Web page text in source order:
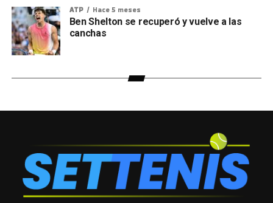
ATP Hace 5 meses
Ben Shelton se recuperó y vuelve a las
canchas